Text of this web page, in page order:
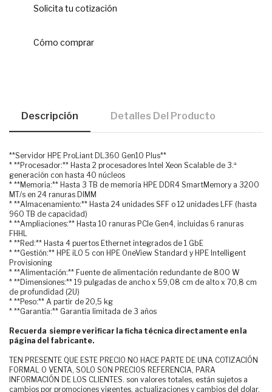
Solicita tu cotización
Cómo comprar
Descripción Detalles Del Producto
**Servidor HPE ProLiant DL360 Gen10 Plus**
* **Procesador:** Hasta 2 procesadores Intel Xeon Scalable de 3.ª
generación con hasta 40 núcleos
* **Memoria:** Hasta 3 TB de memoria HPE DDR4 SmartMemory a 3200
MT/s en 24 ranuras DIMM
* **Almacenamiento:** Hasta 24 unidades SFF o 12 unidades LFF (hasta
960 TB de capacidad)
* **Ampliaciones:** Hasta 10 ranuras PCIe Gen4, incluidas 6 ranuras
FHHL
* **Red:** Hasta 4 puertos Ethernet integrados de 1 GbE
* **Gestión:** HPE iLO 5 con HPE OneView Standard y HPE Intelligent
Provisioning
* **Alimentación:** Fuente de alimentación redundante de 800 W
* **Dimensiones:** 19 pulgadas de ancho x 59,08 cm de alto x 70,8 cm
de profundidad (2U)
* **Peso:** A partir de 20,5 kg
* **Garantía:** Garantía limitada de 3 años
Recuerda siempre verificar la ficha técnica directamente en la
página del fabricante.
TEN PRESENTE QUE ESTE PRECIO NO HACE PARTE DE UNA COTIZACIÓN
FORMAL O VENTA, SOLO SON PRECIOS REFERENCIA, PARA
INFORMACIÓN DE LOS CLIENTES. son valores totales, están sujetos a
cambios por promociones vigentes, actualizaciones y cambios del dolar.